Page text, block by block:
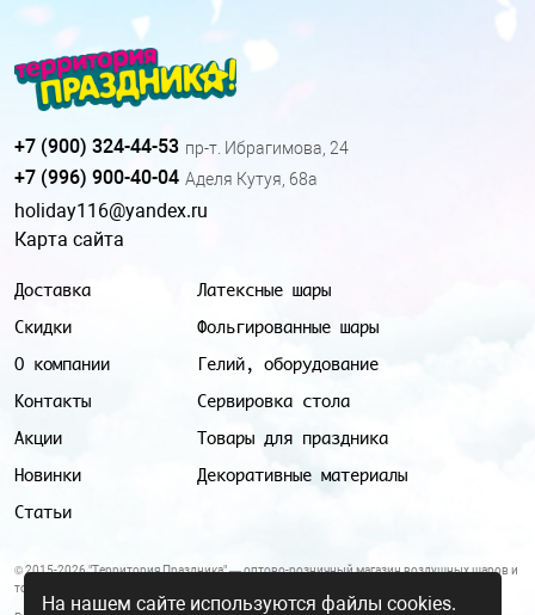
Доставка
Скидки
О компании
Контакты
Акции
Новинки
Статьи
Латексные шары
Фольгированные шары
Гелий, оборудование
Сервировка стола
Товары для праздника
Декоративные материалы
+7 (900) 324-44-53 пр-т. Ибрагимова, 24
+7 (996) 900-40-04 Аделя Кутуя, 68а
holiday116@yandex.ru
Карта сайта
© 2015-2026 "Территория Праздника" — оптово-розничный магазин воздушных шаров и
товаров для праздника.
На нашем сайте используются файлы cookies.